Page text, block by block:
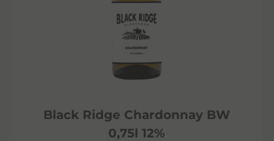
Black Ridge Chardonnay BW
0,75l 12%